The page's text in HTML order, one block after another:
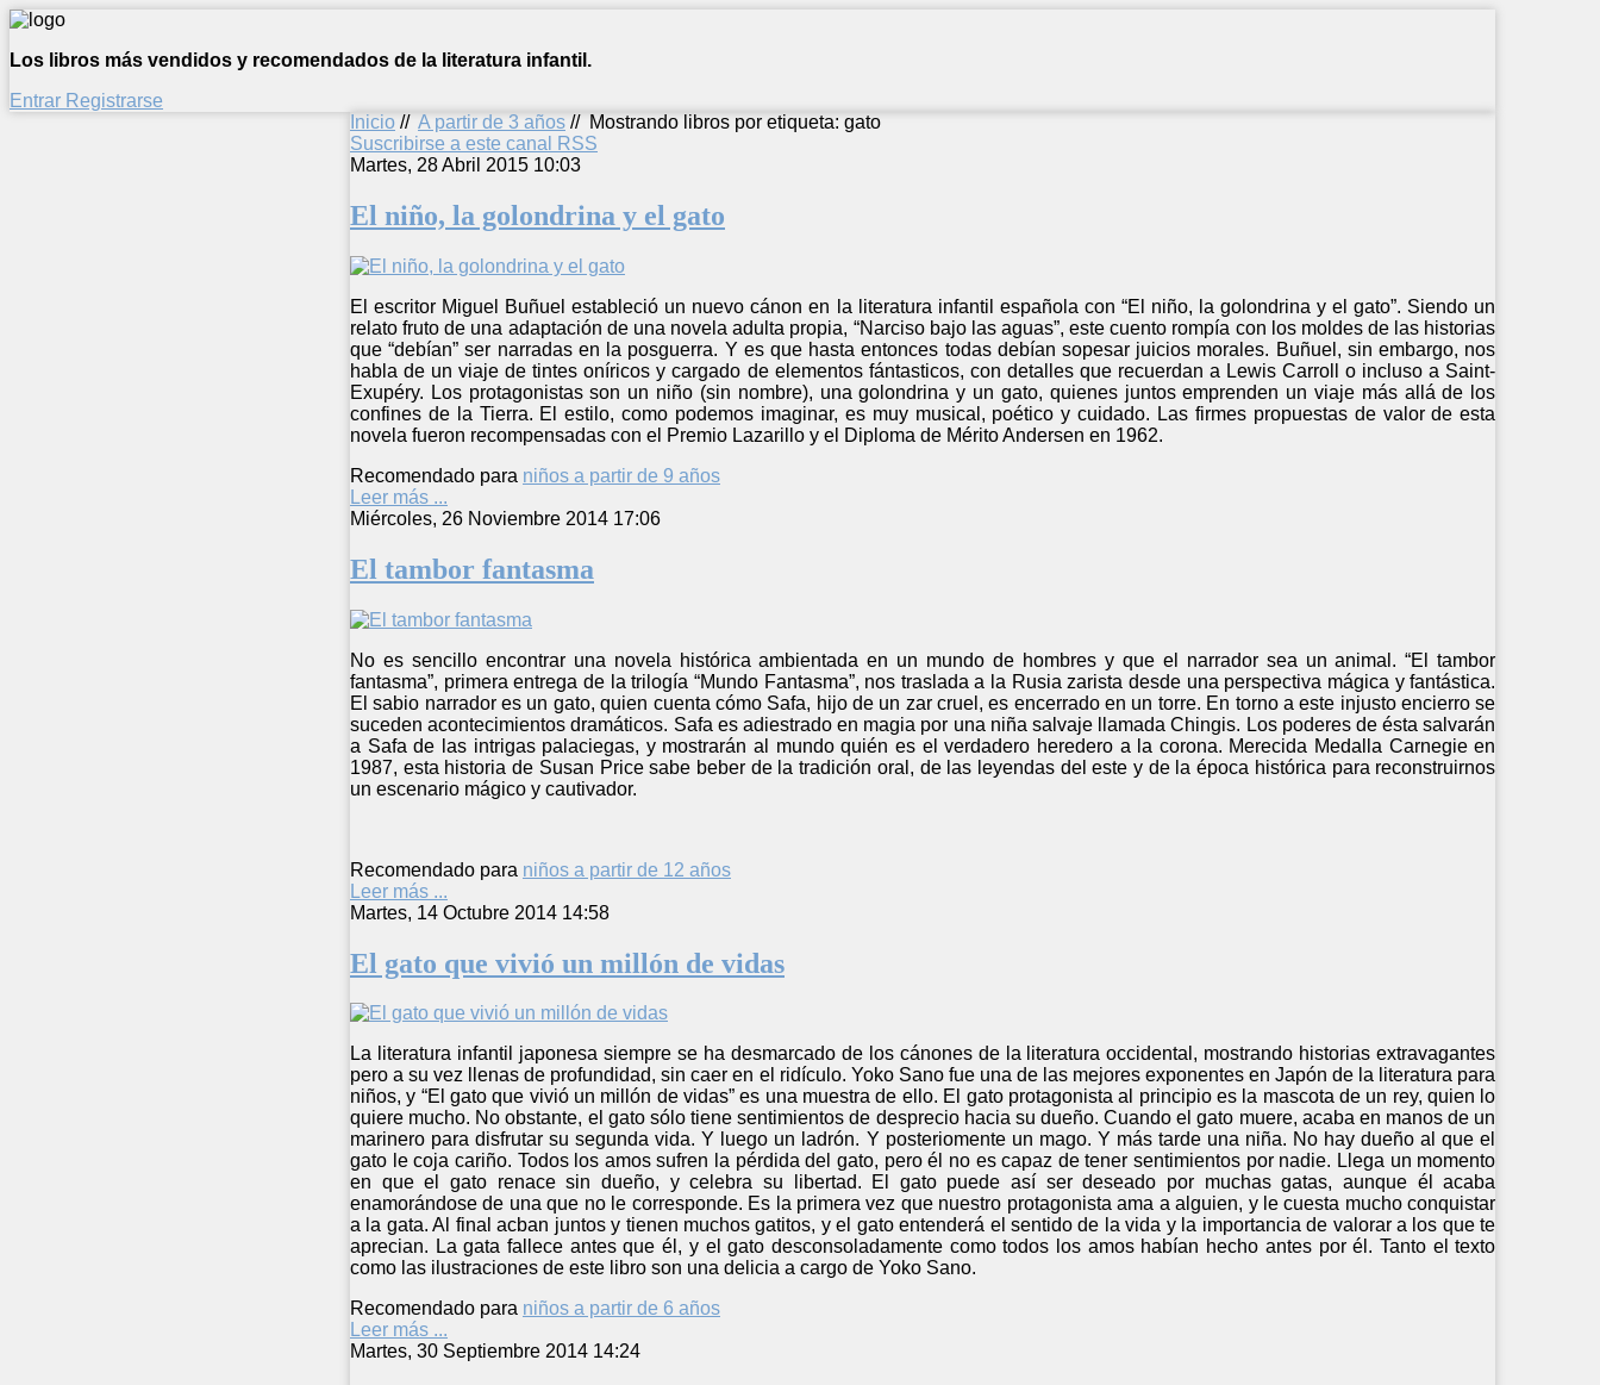
Los libros más vendidos y recomendados de la literatura infantil.
Entrar Registrarse
Inicio // A partir de 3 años // Mostrando libros por etiqueta: gato
Suscribirse a este canal RSS
Martes, 28 Abril 2015 10:03
El niño, la golondrina y el gato
El escritor Miguel Buñuel estableció un nuevo cánon en la literatura infantil española con “El niño, la golondrina y el gato”. Siendo un
relato fruto de una adaptación de una novela adulta propia, “Narciso bajo las aguas”, este cuento rompía con los moldes de las historias
que “debían” ser narradas en la posguerra. Y es que hasta entonces todas debían sopesar juicios morales. Buñuel, sin embargo, nos
habla de un viaje de tintes oníricos y cargado de elementos fántasticos, con detalles que recuerdan a Lewis Carroll o incluso a Saint-
Exupéry. Los protagonistas son un niño (sin nombre), una golondrina y un gato, quienes juntos emprenden un viaje más allá de los
confines de la Tierra. El estilo, como podemos imaginar, es muy musical, poético y cuidado. Las firmes propuestas de valor de esta
novela fueron recompensadas con el Premio Lazarillo y el Diploma de Mérito Andersen en 1962.
Recomendado para niños a partir de 9 años
Leer más ...
Miércoles, 26 Noviembre 2014 17:06
El tambor fantasma
No es sencillo encontrar una novela histórica ambientada en un mundo de hombres y que el narrador sea un animal. “El tambor
fantasma”, primera entrega de la trilogía “Mundo Fantasma”, nos traslada a la Rusia zarista desde una perspectiva mágica y fantástica.
El sabio narrador es un gato, quien cuenta cómo Safa, hijo de un zar cruel, es encerrado en un torre. En torno a este injusto encierro se
suceden acontecimientos dramáticos. Safa es adiestrado en magia por una niña salvaje llamada Chingis. Los poderes de ésta salvarán
a Safa de las intrigas palaciegas, y mostrarán al mundo quién es el verdadero heredero a la corona. Merecida Medalla Carnegie en
1987, esta historia de Susan Price sabe beber de la tradición oral, de las leyendas del este y de la época histórica para reconstruirnos
un escenario mágico y cautivador.
Recomendado para niños a partir de 12 años
Leer más ...
Martes, 14 Octubre 2014 14:58
El gato que vivió un millón de vidas
La literatura infantil japonesa siempre se ha desmarcado de los cánones de la literatura occidental, mostrando historias extravagantes
pero a su vez llenas de profundidad, sin caer en el ridículo. Yoko Sano fue una de las mejores exponentes en Japón de la literatura para
niños, y “El gato que vivió un millón de vidas” es una muestra de ello. El gato protagonista al principio es la mascota de un rey, quien lo
quiere mucho. No obstante, el gato sólo tiene sentimientos de desprecio hacia su dueño. Cuando el gato muere, acaba en manos de un
marinero para disfrutar su segunda vida. Y luego un ladrón. Y posteriomente un mago. Y más tarde una niña. No hay dueño al que el
gato le coja cariño. Todos los amos sufren la pérdida del gato, pero él no es capaz de tener sentimientos por nadie. Llega un momento
en que el gato renace sin dueño, y celebra su libertad. El gato puede así ser deseado por muchas gatas, aunque él acaba
enamorándose de una que no le corresponde. Es la primera vez que nuestro protagonista ama a alguien, y le cuesta mucho conquistar
a la gata. Al final acban juntos y tienen muchos gatitos, y el gato entenderá el sentido de la vida y la importancia de valorar a los que te
aprecian. La gata fallece antes que él, y el gato desconsoladamente como todos los amos habían hecho antes por él. Tanto el texto
como las ilustraciones de este libro son una delicia a cargo de Yoko Sano.
Recomendado para niños a partir de 6 años
Leer más ...
Martes, 30 Septiembre 2014 14:24